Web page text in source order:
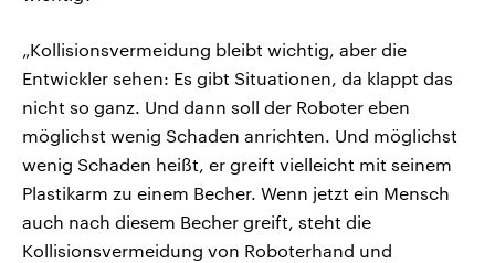
„Kollisionsvermeidung bleibt wichtig, aber die
Entwickler sehen: Es gibt Situationen, da klappt das
nicht so ganz. Und dann soll der Roboter eben
möglichst wenig Schaden anrichten. Und möglichst
wenig Schaden heißt, er greift vielleicht mit seinem
Plastikarm zu einem Becher. Wenn jetzt ein Mensch
auch nach diesem Becher greift, steht die
Kollisionsvermeidung von Roboterhand und